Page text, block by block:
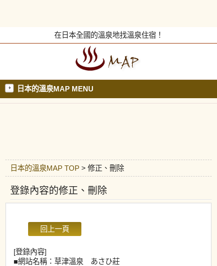
在日本全國的溫泉地找溫泉住宿！
日本的溫泉MAP MENU
日本的溫泉MAP TOP > 修正、刪除
登錄內容的修正、刪除
[登錄內容]
■網站名稱：草津溫泉 あさひ莊